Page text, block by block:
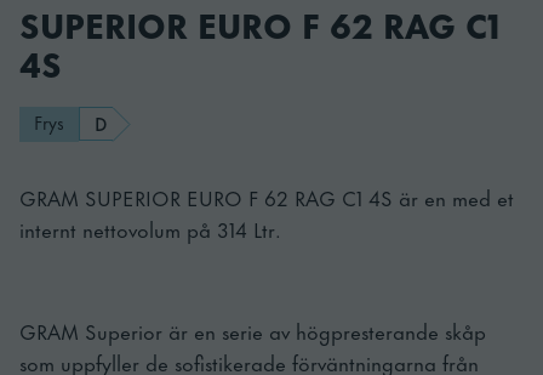
SUPERIOR EURO F 62 RAG C1
4S
Frys D
GRAM SUPERIOR EURO F 62 RAG C1 4S är en med et
internt nettovolum på 314 Ltr.
GRAM Superior är en serie av högpresterande skåp
som uppfyller de sofistikerade förväntningarna från